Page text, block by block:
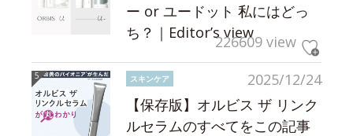
ー or ユードット 私にはどっ
ち？｜Editor’s view226609 view
2025/12/24
スキンケア
【保存版】オルビス ザ リンク
ルセラムのすべてをこの記事